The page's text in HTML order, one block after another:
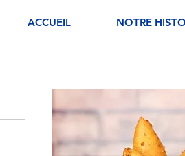
ACCUEIL NOTRE